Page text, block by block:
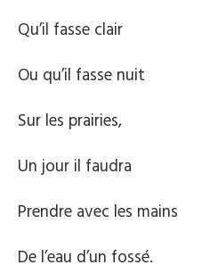
Qu’il fasse clair
Ou qu’il fasse nuit
Sur les prairies,
Un jour il faudra
Prendre avec les mains
De l’eau d’un fossé.